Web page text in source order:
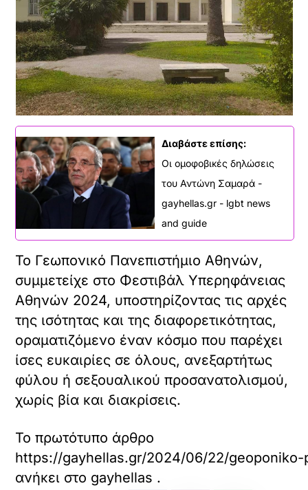
Διαβάστε επίσης:
Οι ομοφοβικές δηλώσεις
του Αντώνη Σαμαρά -
gayhellas.gr - lgbt news
and guide
Το Γεωπονικό Πανεπιστήμιο Αθηνών,
συμμετείχε στο Φεστιβάλ Υπερηφάνειας
Αθηνών 2024, υποστηρίζοντας τις αρχές
της ισότητας και της διαφορετικότητας,
οραματιζόμενο έναν κόσμο που παρέχει
ίσες ευκαιρίες σε όλους, ανεξαρτήτως
φύλου ή σεξουαλικού προσανατολισμού,
χωρίς βία και διακρίσεις.
Το πρωτότυπο άρθρο
https://gayhellas.gr/2024/06/22/
ανήκει στο gayhellas .